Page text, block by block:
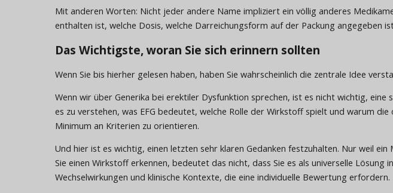
Mit anderen Worten: Nicht jeder andere Name impliziert ein völlig anderes
enthalten ist, welche Dosis, welche Darreichungsform auf der Packung angegeben
Das Wichtigste, woran Sie sich erinnern sollten
Wenn Sie bis hierher gelesen haben, haben Sie wahrscheinlich die zentrale Idee
Wenn wir über Generika bei erektiler Dysfunktion sprechen, ist es nicht wichtig,
es zu verstehen, was EFG bedeutet, welche Rolle der Wirkstoff spielt und warum
Minimum an Kriterien zu orientieren.
Und hier ist es wichtig, einen letzten sehr klaren Gedanken festzuhalten. Nur weil
Sie einen Wirkstoff erkennen, bedeutet das nicht, dass Sie es als universelle
Wechselwirkungen und klinische Kontexte, die eine individuelle Bewertung erfordern.